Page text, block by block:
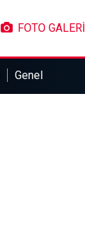
FOTO GALERİ
Genel